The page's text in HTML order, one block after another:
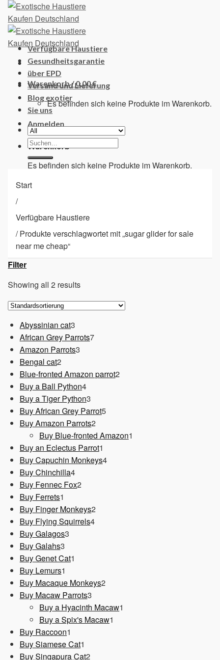
Skip
content
Warenkorb /0,00€
Es befinden sich keine Produkte im Warenkorb.
Anmelden
Warenkorb
Es befinden sich keine Produkte im Warenkorb.
Verfügbare Haustiere
Gesundheitsgarantie
über EPD
Versand und Lieferung
Blog exotier
Sie uns
Suchen
nach:
Start
/
Verfügbare Haustiere
/Produkte verschlagwortet mit „sugar glider for sale
near me cheap“
Filter
Showing all 2 results
Abyssinian cat3
Produkte
African Grey Parrots77
Amazon Parrots3
Bengal cat22
Produkte
Blue-fronted Amazon parrot22
Buy a Ball Python44
Produkte
Buy a Tiger Python3
Produkte
Buy African Grey Parrot55
Buy Amazon Parrots22
Produkte
Buy Blue-fronted Amazon1
Buy an Eclectus Parrot1
Produkt
Buy Capuchin Monkeys44
Buy Chinchilla44
Produkte
Buy Fennec Fox22
Buy Ferrets1
Produkt
Buy Finger Monkeys22
Buy Flying Squirrels44
Buy Galagos3
Buy Galahs3
Produkte
Buy Genet Cat1
Buy Lemurs1
Produkt
Buy Macaque Monkeys22
Buy Macaw Parrots3
Produkte
Buy a Hyacinth Macaw1
Buy a Spix's Macaw1
Buy Raccoon1
Produkt
Buy Siamese Cat1
Produkt
Buy Singapura Cat22